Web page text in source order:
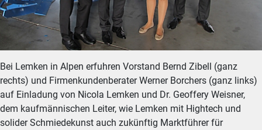
Bei Lemken in Alpen erfuhren Vorstand Bernd Zibell (ganz
rechts) und Firmenkundenberater Werner Borchers (ganz links)
auf Einladung von Nicola Lemken und Dr. Geoffery Weisner,
dem kaufmännischen Leiter, wie Lemken mit Hightech und
solider Schmiedekunst auch zukünftig Marktführer für